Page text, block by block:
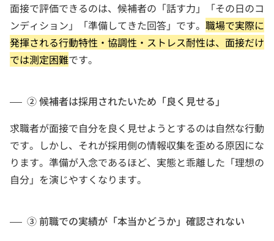
面接で評価できるのは、候補者の「話す力」「その日のコ
ンディション」「準備してきた回答」です。 職場で実際に
発揮される行動特性・協調性・ストレス耐性は、面接だけ
では測定困難です。
② 候補者は採用されたいため「良く見せる」
求職者が面接で自分を良く見せようとするのは自然な行動
です。しかし、それが採用側の情報収集を歪める原因にな
ります。準備が入念であるほど、実態と乖離した「理想の
自分」を演じやすくなります。
③ 前職での実績が「本当かどうか」確認されない